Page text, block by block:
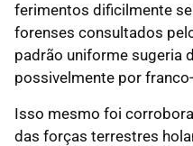
ferimentos dificilmente
forenses consultados
padrão uniforme sugeria
possivelmente por
Isso mesmo foi
das forças terrestres